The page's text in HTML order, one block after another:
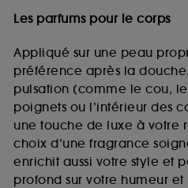
Les parfums pour le corps
Appliqué sur une peau
préférence après la
pulsation (comme le cou,
poignets ou l’intérieur des
une touche de luxe à votre
choix d’une fragrance
enrichit aussi votre style et
profond sur votre humeur
fraudes aux moyens de
usurpations d’identité.
Cookies fonctionnels :il
permettant l’affichage
certaines fonctionnalités
cookies
vous faire bénéficier de
prolongée vous
compte lors de votre
sans saisir à nouveau
passe.